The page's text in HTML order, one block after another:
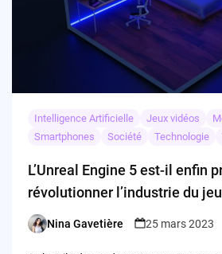
Intelligence Artificielle Jeux vidéos
Smartphones
Société Technologie
L’Unreal Engine 5 est-il enfin
révolutionner l’industrie du
Posted
Nina Gavetière 25 mars 2023